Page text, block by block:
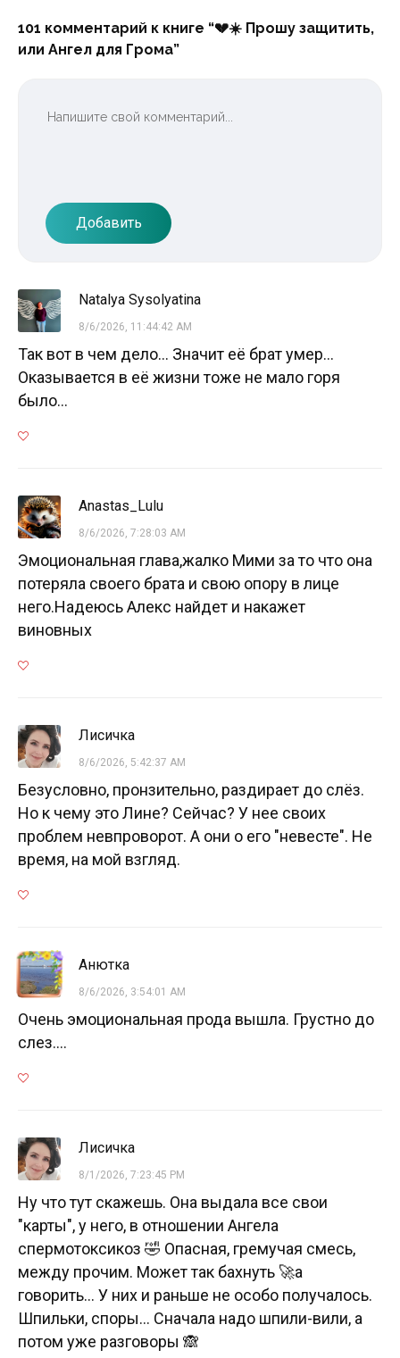
101 комментарий к книге “💔☀️ Прошу защитить,
или Ангел для Грома”
Добавить
Natalya Sysolyatina
8/6/2026, 11:44:42 AM
Так вот в чем дело... Значит её брат умер...
Оказывается в её жизни тоже не мало горя
было...
Anastas_Lulu
8/6/2026, 7:28:03 AM
Эмоциональная глава,жалко Мими за то что она
потеряла своего брата и свою опору в лице
него.Надеюсь Алекс найдет и накажет
виновных
Лисичка
8/6/2026, 5:42:37 AM
Безусловно, пронзительно, раздирает до слёз.
Но к чему это Лине? Сейчас? У нее своих
проблем невпроворот. А они о его "невесте". Не
время, на мой взгляд.
Анютка
8/6/2026, 3:54:01 AM
Очень эмоциональная прода вышла. Грустно до
слез....
Лисичка
8/1/2026, 7:23:45 PM
Ну что тут скажешь. Она выдала все свои
"карты", у него, в отношении Ангела
спермотоксикоз 🤣 Опасная, гремучая смесь,
между прочим. Может так бахнуть 🚀а
говорить... У них и раньше не особо получалось.
Шпильки, споры... Сначала надо шпили-вили, а
потом уже разговоры 🙈